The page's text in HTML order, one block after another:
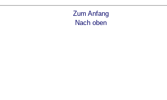
Zum Anfang
Nach oben